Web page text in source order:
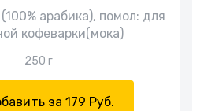
арабика), помол: для
кофеварки(мока)
250 г
за 179 Руб.